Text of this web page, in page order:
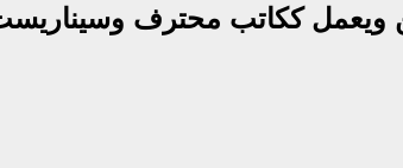
ويعمل ككاتب محترف